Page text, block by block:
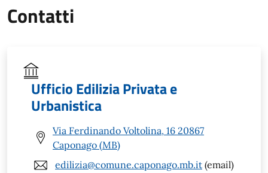
Contatti
Ufficio Edilizia Privata e
Urbanistica
Via Ferdinando Voltolina, 16 20867
Caponago (MB)
edilizia@comune.caponago.mb.it (email)